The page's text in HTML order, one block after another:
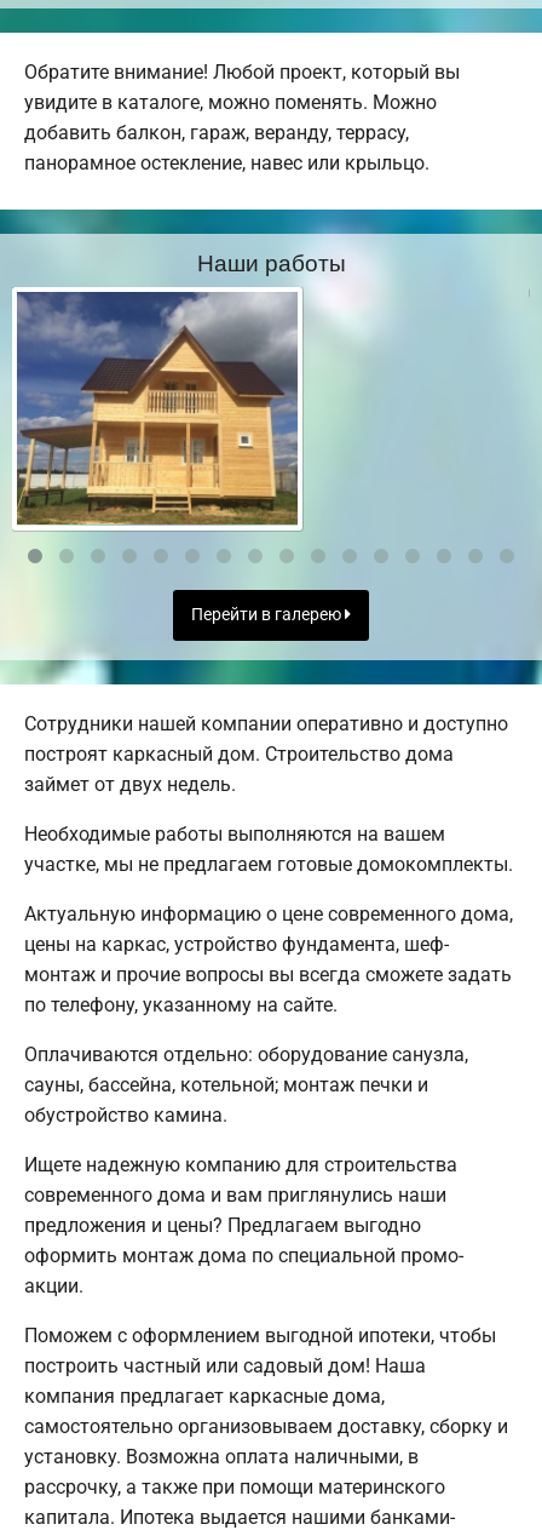
Обратите внимание! Любой проект, который вы
увидите в каталоге, можно поменять. Можно
добавить балкон, гараж, веранду, террасу,
панорамное остекление, навес или крыльцо.
Наши работы
Перейти в галерею
Сотрудники нашей компании оперативно и доступно
построят каркасный дом. Строительство дома
займет от двух недель.
Необходимые работы выполняются на вашем
участке, мы не предлагаем готовые домокомплекты.
Актуальную информацию о цене современного дома,
цены на каркас, устройство фундамента, шеф-
монтаж и прочие вопросы вы всегда сможете задать
по телефону, указанному на сайте.
Оплачиваются отдельно: оборудование санузла,
сауны, бассейна, котельной; монтаж печки и
обустройство камина.
Ищете надежную компанию для строительства
современного дома и вам приглянулись наши
предложения и цены? Предлагаем выгодно
оформить монтаж дома по специальной промо-
акции.
Поможем с оформлением выгодной ипотеки, чтобы
построить частный или садовый дом! Наша
компания предлагает каркасные дома,
самостоятельно организовываем доставку, сборку и
установку. Возможна оплата наличными, в
рассрочку, а также при помощи материнского
капитала. Ипотека выдается нашими банками-